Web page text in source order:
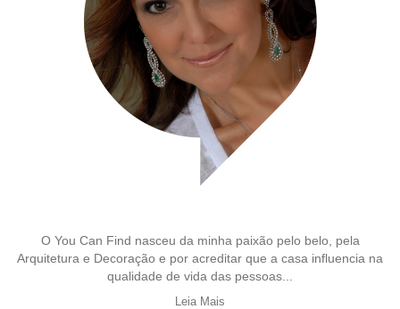
O You Can Find nasceu da minha paixão pelo belo, pela
Arquitetura e Decoração e por acreditar que a casa influencia na
qualidade de vida das pessoas...
Leia Mais